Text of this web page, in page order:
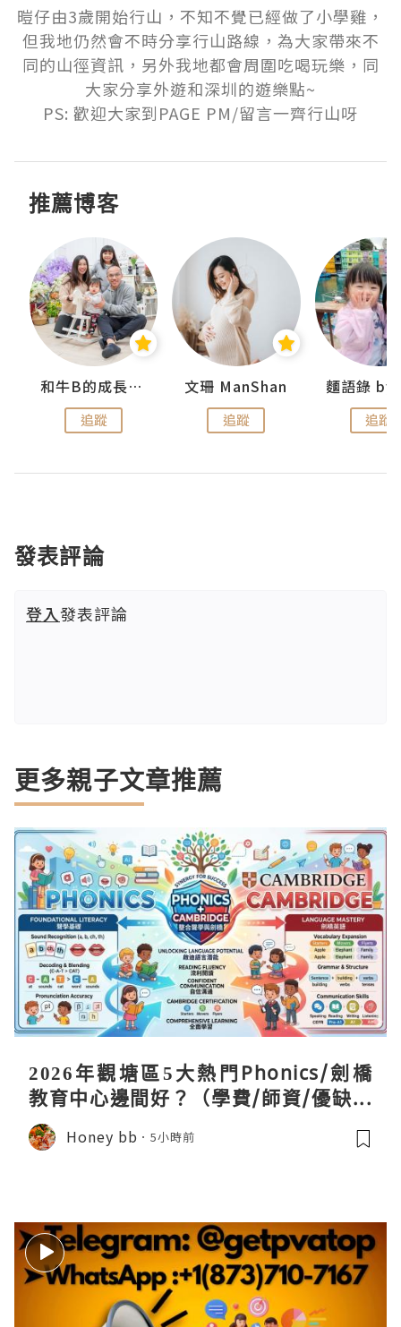
暟仔由3歲開始行山，不知不覺已經做了小學雞，
但我地仍然會不時分享行山路線，為大家帶來不
同的山徑資訊，另外我地都會周圍吃喝玩樂，同
大家分享外遊和深圳的遊樂點~
PS: 歡迎大家到PAGE PM/留言一齊行山呀
推薦博客
和牛B的成長日記
追蹤
文珊 ManShan
追蹤 追蹤
發表評論
登入發表評論
更多親子文章推薦
2026年觀塘區5大熱門Phonics/劍橋
教育中心邊間好？（學費/師資/優缺點
全攻略）
Honey bb 5小時前